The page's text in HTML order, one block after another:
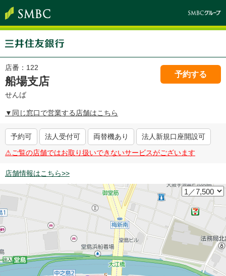
予約する
店番： 122
船場支店
せんば
▼同じ窓口で営業する店舗はこちら
予約可 法人受付可 両替機あり
法人新規口座開設可
⚠︎ご覧の店舗ではお取り扱いできないサービスがございます
店舗情報はこちら>>